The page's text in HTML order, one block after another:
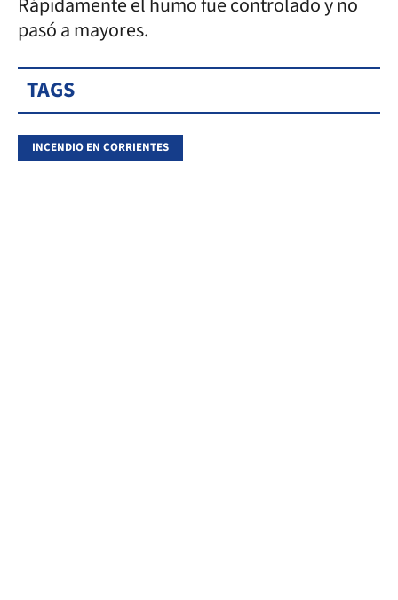
pasó a mayores.
TAGS
INCENDIO EN CORRIENTES